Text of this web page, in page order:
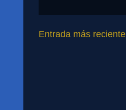
Entrada más reciente